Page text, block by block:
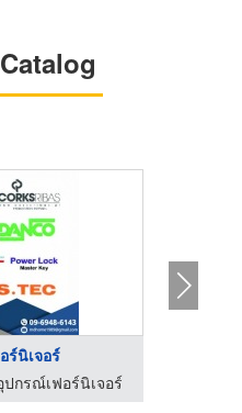
ร์นิเจอร์
กรณ์เฟอร์นิเจอร์